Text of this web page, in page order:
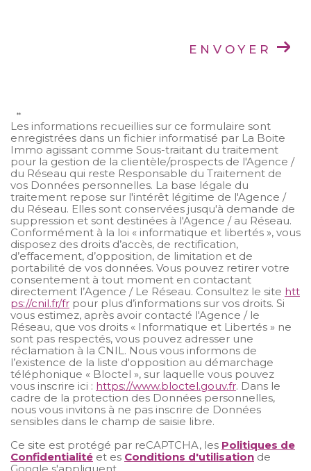
ENVOYER
**
Les informations recueillies sur ce formulaire sont
enregistrées dans un fichier informatisé par La Boite
Immo agissant comme Sous-traitant du traitement
pour la gestion de la clientèle/prospects de l'Agence /
du Réseau qui reste Responsable du Traitement de
vos Données personnelles. La base légale du
traitement repose sur l'intérêt légitime de l'Agence /
du Réseau. Elles sont conservées jusqu'à demande de
suppression et sont destinées à l'Agence / au Réseau.
Conformément à la loi « informatique et libertés », vous
disposez des droits d’accès, de rectification,
d’effacement, d’opposition, de limitation et de
portabilité de vos données. Vous pouvez retirer votre
consentement à tout moment en contactant
directement l’Agence / Le Réseau. Consultez le site htt
ps://cnil.fr/fr pour plus d’informations sur vos droits. Si
vous estimez, après avoir contacté l'Agence / le
Réseau, que vos droits « Informatique et Libertés » ne
sont pas respectés, vous pouvez adresser une
réclamation à la CNIL. Nous vous informons de
l’existence de la liste d'opposition au démarchage
téléphonique « Bloctel », sur laquelle vous pouvez
vous inscrire ici : https://www.bloctel.gouv.fr. Dans le
cadre de la protection des Données personnelles,
nous vous invitons à ne pas inscrire de Données
sensibles dans le champ de saisie libre.
Ce site est protégé par reCAPTCHA, les Politiques de
Confidentialité et es Conditions d'utilisation de